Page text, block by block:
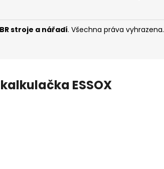
stroje a nářadí. Všechna práva vyhrazena.
ESSOX